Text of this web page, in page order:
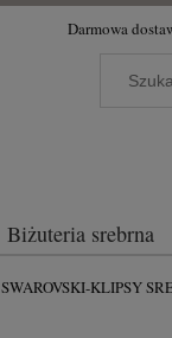
Darmowa
Biżuteria srebrna
SWAROVSKI-KLIPSY